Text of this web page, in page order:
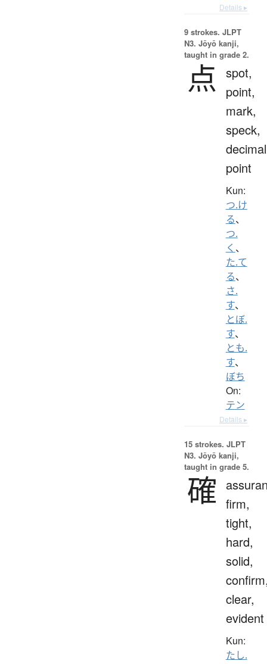
Details ▸
9 strokes. JLPT
N3. Jōyō kanji,
taught in grade 2.
点
spot,
point,
mark,
speck,
decimal
point
Kun:
つ.け
る、
つ.
く 、
た.て
る、
さ.
す、
とぼ.
す、
とも.
す、
ぼち
On:
テン
Details ▸
15 strokes. JLPT
N3. Jōyō kanji,
taught in grade 5.
確 firm,
tight,
hard,
solid,
clear,
evident
Kun:
たし.